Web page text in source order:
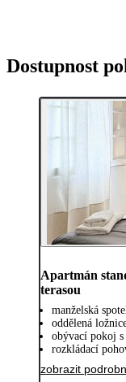
Dostupnost
Apartmán
terasou
manželská
oddělená
obývací pokoj
rozkládací
zobrazit